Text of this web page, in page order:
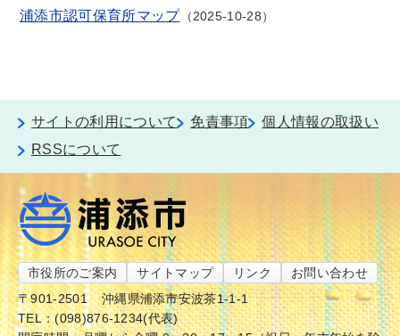
浦添市認可保育所マップ 2025-10-28
サイトの利用について 免責事項
個人情報の取扱い
RSSについて
市役所のご案内 サイトマップ リンク
お問い合わせ
〒901-2501
沖縄県浦添市安波茶1-1-1
TEL：(098)876-1234(代表)